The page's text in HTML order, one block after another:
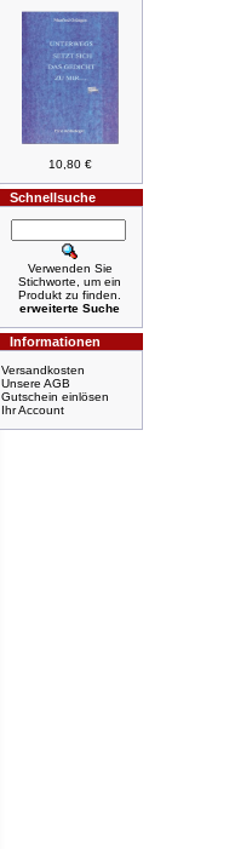
10,80 €
Schnellsuche
Verwenden Sie
Stichworte, um ein
Produkt zu finden.
erweiterte Suche
Informationen
Versandkosten
Unsere AGB
Gutschein einlösen
Ihr Account